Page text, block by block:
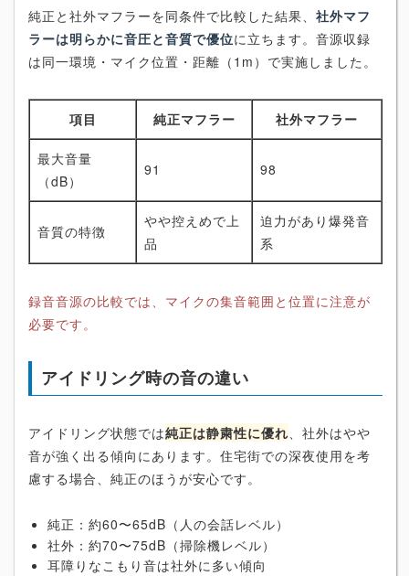
純正と社外マフラーを同条件で比較した結果、 社外マフ
ラーは明らかに音圧と音質で優位に立ちます。音源収録
は同一環境・マイク位置・距離（1m）で実施しました。
項目 純正マフラー 社外マフラー
最大音量
（dB）
91 98
音質の特徴
やや控えめで上
品
迫力があり爆発音
系
録音音源の比較では、マイクの集音範囲と位置に注意が
必要です。
アイドリング時の音の違い
アイドリング状態では純正は静粛性に優れ、社外はやや
音が強く出る傾向にあります。住宅街での深夜使用を考
慮する場合、純正のほうが安心です。
純正：約60〜65dB（人の会話レベル）
社外：約70〜75dB（掃除機レベル）
耳障りなこもり音は社外に多い傾向